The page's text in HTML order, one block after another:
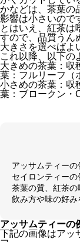
かなどは、茶葉の
影響は小さいので
とはいえ、紅茶は
すので、品質うん
大きさを選べばよ
これ以降、以下の
大きめの茶葉：収
葉：フルリーフ（
小さめの茶葉：収
葉：ブロークン・
アッサムティーの
セイロンティーの
茶葉の質、紅茶
飲み方や味の好
アッサムティーの
下記の画像はアッ